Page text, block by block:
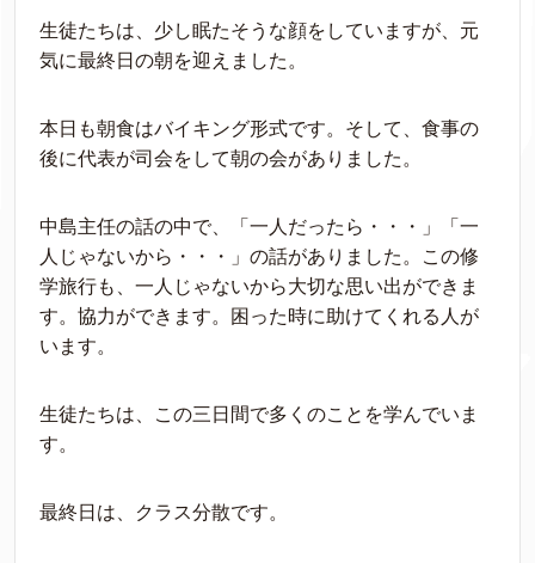
生徒たちは、少し眠たそうな顔をしていますが、元
気に最終日の朝を迎えました。
本日も朝食はバイキング形式です。そして、食事の
後に代表が司会をして朝の会がありました。
中島主任の話の中で、「一人だったら・・・」「一
人じゃないから・・・」の話がありました。この修
学旅行も、一人じゃないから大切な思い出ができま
す。協力ができます。困った時に助けてくれる人が
います。
生徒たちは、この三日間で多くのことを学んでいま
す。
最終日は、クラス分散です。